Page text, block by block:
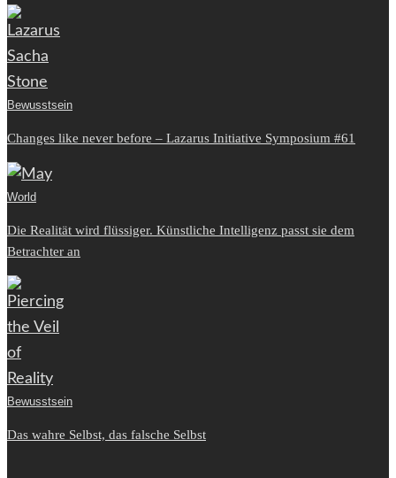
Bewusstsein
Changes like never before – Lazarus Initiative Symposium #61
World
Die Realität wird flüssiger. Künstliche Intelligenz passt sie dem
Betrachter an
Bewusstsein
Das wahre Selbst, das falsche Selbst